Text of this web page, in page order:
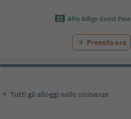
Alto Adige Guest Pass
Prenota ora
Tutti gli alloggi nelle vicinanze